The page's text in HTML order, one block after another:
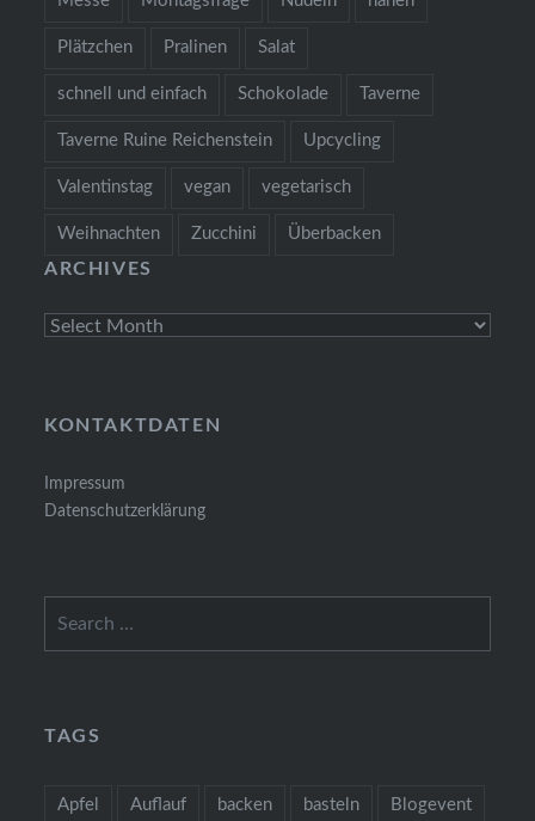
Plätzchen Pralinen Salat
schnell und einfach Schokolade Taverne
Taverne Ruine Reichenstein Upcycling
Valentinstag vegan vegetarisch
Weihnachten Zucchini Überbacken
ARCHIVES
Archives
KONTAKTDATEN
Impressum
Datenschutzerklärung
TAGS
Apfel Auflauf backen basteln Blogevent